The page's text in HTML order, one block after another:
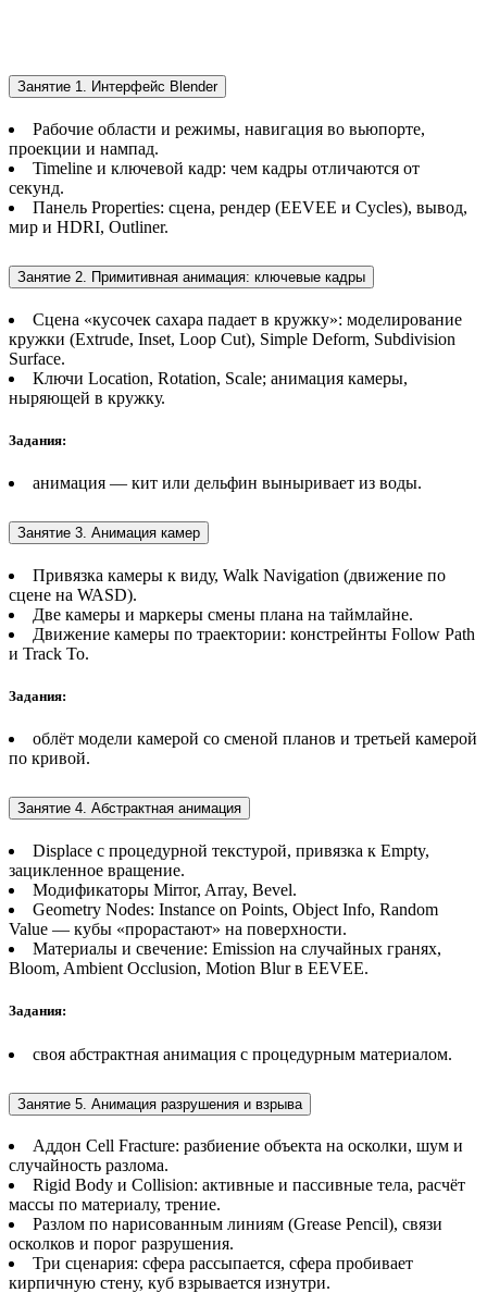
Занятие 1. Интерфейс Blender
Рабочие области и режимы, навигация во вьюпорте,
проекции и нампад.
Timeline и ключевой кадр: чем кадры отличаются от
секунд.
Панель Properties: сцена, рендер (EEVEE и Cycles), вывод,
мир и HDRI, Outliner.
Занятие 2. Примитивная анимация: ключевые кадры
Сцена «кусочек сахара падает в кружку»: моделирование
кружки (Extrude, Inset, Loop Cut), Simple Deform, Subdivision
Surface.
Ключи Location, Rotation, Scale; анимация камеры,
ныряющей в кружку.
Задания:
анимация — кит или дельфин выныривает из воды.
Занятие 3. Анимация камер
Привязка камеры к виду, Walk Navigation (движение по
сцене на WASD).
Две камеры и маркеры смены плана на таймлайне.
Движение камеры по траектории: констрейнты Follow Path
и Track To.
Задания:
облёт модели камерой со сменой планов и третьей камерой
по кривой.
Занятие 4. Абстрактная анимация
Displace с процедурной текстурой, привязка к Empty,
зацикленное вращение.
Модификаторы Mirror, Array, Bevel.
Geometry Nodes: Instance on Points, Object Info, Random
Value — кубы «прорастают» на поверхности.
Материалы и свечение: Emission на случайных гранях,
Bloom, Ambient Occlusion, Motion Blur в EEVEE.
Задания:
своя абстрактная анимация с процедурным материалом.
Занятие 5. Анимация разрушения и взрыва
Аддон Cell Fracture: разбиение объекта на осколки, шум и
случайность разлома.
Rigid Body и Collision: активные и пассивные тела, расчёт
массы по материалу, трение.
Разлом по нарисованным линиям (Grease Pencil), связи
осколков и порог разрушения.
Три сценария: сфера рассыпается, сфера пробивает
кирпичную стену, куб взрывается изнутри.